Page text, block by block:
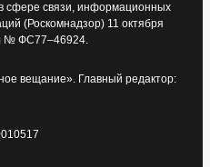
сфере связи, информационных
(Роскомнадзор) 11 октября
№ ФС77–46924.
вещание». Главный редактор: